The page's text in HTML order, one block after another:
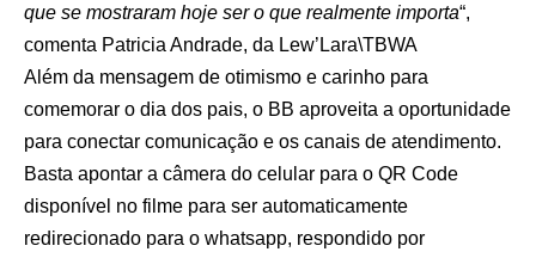
que se mostraram hoje ser o que realmente importa“,
comenta Patricia Andrade, da Lew’Lara\TBWA
Além da mensagem de otimismo e carinho para
comemorar o dia dos pais, o BB aproveita a oportunidade
para conectar comunicação e os canais de atendimento.
Basta apontar a câmera do celular para o QR Code
disponível no filme para ser automaticamente
redirecionado para o whatsapp, respondido por